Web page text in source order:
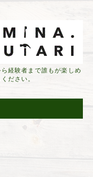
経験者まで誰もが楽しめ
ださい。